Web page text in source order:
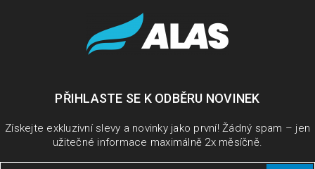
Jak nainstalovat a aktivovat multilicence
Microsoft Office Před instalací nového Microsoft Office je
nutné ze zařízení odinstalovat všechny ostatní balíky MS
Office včetně
PŘIHLASTE SE K ODBĚRU NOVINEK
Získejte exkluzivní slevy a novinky jako první! Žádný spam – jen
užitečné informace maximálně 2x měsíčně.